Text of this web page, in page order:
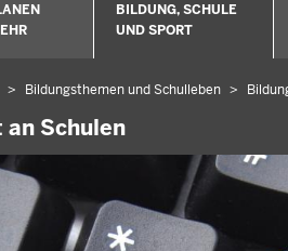
öffnen Untermenü öffnen
BILDUNG, SCHULE
UND SPORT
Bildungsthemen und Schulleben
Schulen